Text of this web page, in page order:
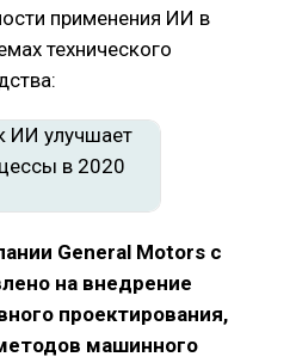
применения ИИ в
технического
General Motors с
на внедрение
проектирования,
машинного